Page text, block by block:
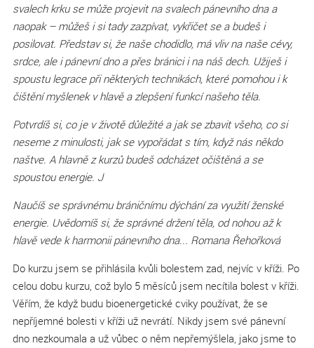
svalech krku se může projevit na svalech pánevního dna a
naopak – můžeš i si tady zazpívat, vykřičet se a budeš i
posilovat. Představ si, že naše chodidlo, má vliv na naše cévy,
srdce, ale i pánevní dno a přes bránici i na náš dech. Užiješ i
spoustu legrace při některých technikách, které pomohou i k
čištění myšlenek v hlavě a zlepšení funkcí našeho těla.
Potvrdíš si, co je v životě důležité a jak se zbavit všeho, co si
neseme z minulosti, jak se vypořádat s tím, když nás někdo
naštve. A hlavně z kurzů budeš odcházet očištěná a se
spoustou energie. J
Naučíš se správnému bráničnímu dýchání za využití ženské
energie. Uvědomíš si, že správné držení těla, od nohou až k
hlavě vede k harmonii pánevního dna... Romana Řehořková
Do kurzu jsem se přihlásila kvůli bolestem zad, nejvíc v kříži. Po
celou dobu kurzu, což bylo 5 měsíců jsem necítila bolest v kříži.
Věřím, že když budu bioenergetické cviky používat, že se
nepříjemné bolesti v kříži už nevrátí. Nikdy jsem své pánevní
dno nezkoumala a už vůbec o něm nepřemýšlela, jako jsme to